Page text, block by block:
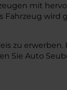
mit
Fahrzeug wird
zu erwerben.
Sie Auto